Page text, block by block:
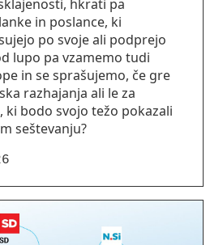
hkrati pa
in poslance, ki
po svoje ali podprejo
lupo pa vzamemo tudi
in se sprašujemo, če gre
razhajanja ali le za
bodo svojo težo pokazali
seštevanju?